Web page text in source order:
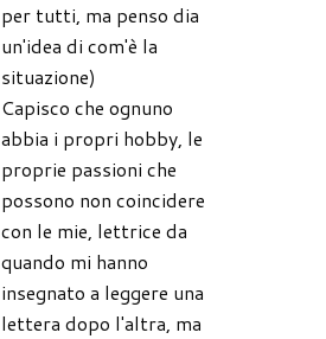
per tutti, ma penso dia
un'idea di com'è la
situazione)
Capisco che ognuno
abbia i propri hobby, le
proprie passioni che
possono non coincidere
con le mie, lettrice da
quando mi hanno
insegnato a leggere una
lettera dopo l'altra, ma